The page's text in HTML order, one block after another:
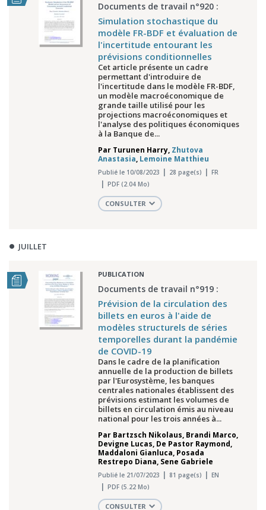
Documents de travail n°920 :
Simulation stochastique du
modèle FR-BDF et évaluation de
l'incertitude entourant les
prévisions conditionnelles
Cet article présente un cadre
permettant d'introduire de
l'incertitude dans le modèle FR-BDF,
un modèle macroéconomique de
grande taille utilisé pour les
projections macroéconomiques et
l'analyse des politiques économiques
à la Banque de...
Par Turunen Harry, Zhutova
Anastasia, Lemoine Matthieu
Publié le 10/08/2023 28 page(s)
FR
PDF (2.04 Mo)
CONSULTER
JUILLET
PUBLICATION
Documents de travail n°919 :
Prévision de la circulation des
billets en euros à l'aide de
modèles structurels de séries
temporelles durant la pandémie
de COVID-19
Dans le cadre de la planification
annuelle de la production de billets
par l'Eurosystème, les banques
centrales nationales établissent des
prévisions estimant les volumes de
billets en circulation émis au niveau
national pour les trois années à...
Par Bartzsch Nikolaus, Brandi Marco,
Devigne Lucas, De Pastor Raymond,
Maddaloni Gianluca, Posada
Restrepo Diana, Sene Gabriele
Publié le 21/07/2023 81 page(s)
EN
PDF (5.22 Mo)
CONSULTER